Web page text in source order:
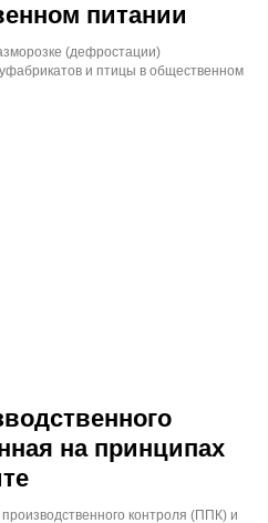
питании
(дефростации)
и птицы в общественном
на принципах
контроля (ППК) и